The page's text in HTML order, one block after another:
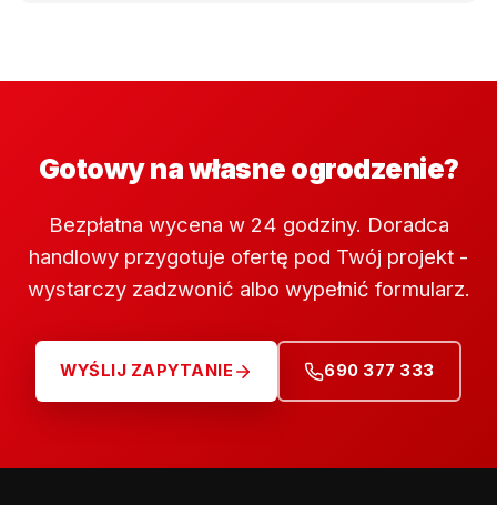
Gotowy na własne ogrodzenie?
Bezpłatna wycena w 24 godziny. Doradca
handlowy przygotuje ofertę pod Twój projekt -
wystarczy zadzwonić albo wypełnić formularz.
WYŚLIJ ZAPYTANIE 690 377 333